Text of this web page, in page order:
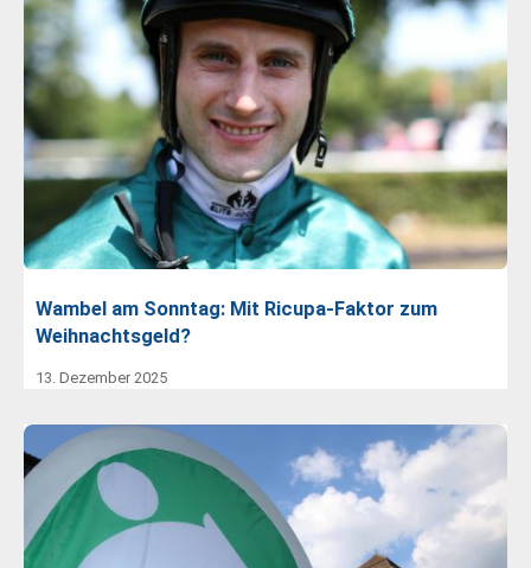
Wambel am Sonntag: Mit Ricupa-Faktor zum
Weihnachtsgeld?
13. Dezember 2025